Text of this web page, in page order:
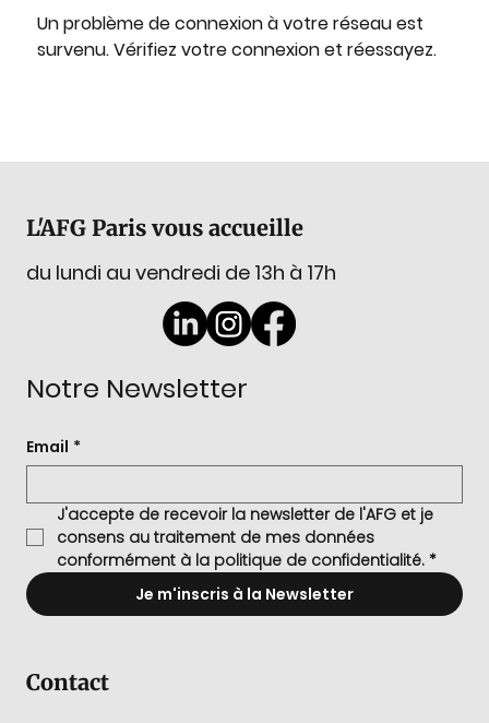
Un problème de connexion à votre réseau est
survenu. Vérifiez votre connexion et réessayez.
L'AFG Paris vous accueille
du lundi au vendredi de 13h à 17h
Notre Newsletter
Email *
J'accepte de recevoir la newsletter de l'AFG et je
consens au traitement de mes données
conformément à la politique de confidentialité. *
Je m'inscris à la Newsletter
Contact